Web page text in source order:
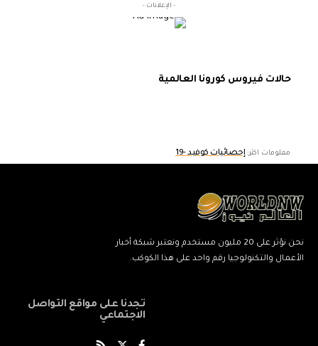
- الإعلانات -
حالات فيروس كورونا العالمية
معلومات اكثر: إحصائيات كوفيد -19
نحن نؤثر على 20 مليون مستخدم ونعتبر شبكة أخبار
الأعمال والتكنولوجيا رقم واحد على هذا الكوكب.
تجدنا على مواقع التواصل
الاجتماعي